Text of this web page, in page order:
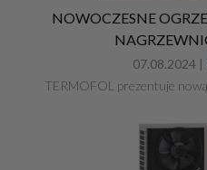
NOWOCZESNE
07.08.2024 |
TERMOFOL prezentuje